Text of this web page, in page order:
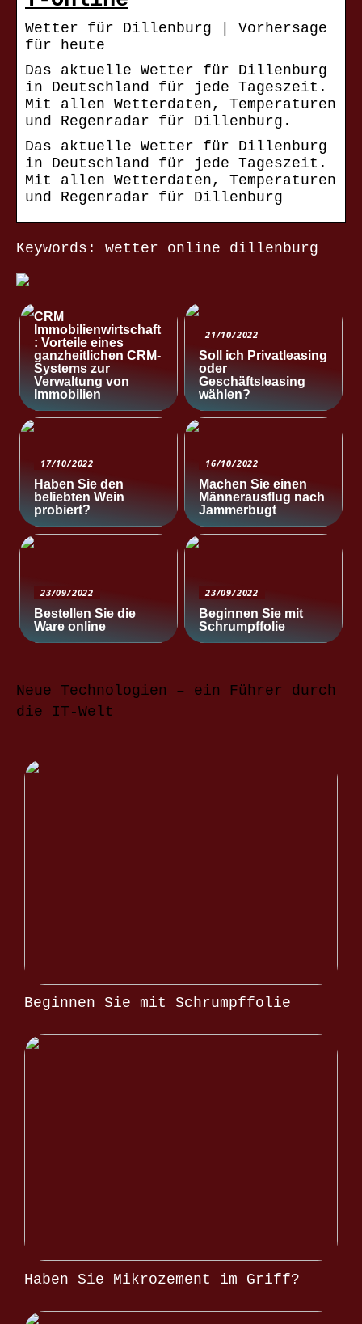
Wetter für Dillenburg | Vorhersage
für heute
Das aktuelle Wetter für Dillenburg
in Deutschland für jede Tageszeit.
Mit allen Wetterdaten, Temperaturen
und Regenradar für Dillenburg.
Das aktuelle Wetter für Dillenburg
in Deutschland für jede Tageszeit.
Mit allen Wetterdaten, Temperaturen
und Regenradar für Dillenburg
Keywords: wetter online dillenburg
CRM
Immobilienwirtschaft
: Vorteile eines
ganzheitlichen CRM-
Systems zur
Verwaltung von
Immobilien
21/10/2022
Soll ich Privatleasing
oder
Geschäftsleasing
wählen?
17/10/2022
Haben Sie den
beliebten Wein
probiert?
16/10/2022
Machen Sie einen
Männerausflug nach
Jammerbugt
23/09/2022
Bestellen Sie die
Ware online
23/09/2022
Beginnen Sie mit
Schrumpffolie
Neue Technologien – ein Führer durch
die IT-Welt
Beginnen Sie mit Schrumpffolie
Haben Sie Mikrozement im Griff?